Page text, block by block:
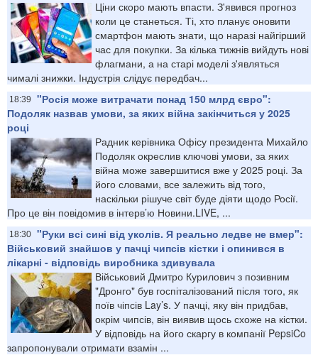
Ціни скоро мають впасти. З'явився прогноз
коли це станеться. Ті, хто планує оновити
смартфон мають знати, що наразі найгірший
час для покупки. За кілька тижнів вийдуть нові
флагмани, а на старі моделі з'являться
чималі знижки. Індустрія слідує передбач...
18:39
"Росія може витрачати понад 150 млрд євро":
Подоляк назвав умови, за яких війна закінчиться у 2025
році
Радник керівника Офісу президента Михайло
Подоляк окреслив ключові умови, за яких
війна може завершитися вже у 2025 році. За
його словами, все залежить від того,
наскільки рішуче світ буде діяти щодо Росії.
Про це він повідомив в інтерв’ю Новини.LIVE, ...
18:30 "Руки всі сині від уколів. Я реально ледве не вмер":
Військовий знайшов у пачці чипсів кістки і опинився в
лікарні - відповідь виробника здивувала
Військовий Дмитро Курилович з позивним
"Дронго" був госпіталізований після того, як
поїв чіпсів Lay’s. У пачці, яку він придбав,
окрім чипсів, він виявив щось схоже на кістки.
У відповідь на його скаргу в компанії PepsiCo
запропонували отримати взамін ...